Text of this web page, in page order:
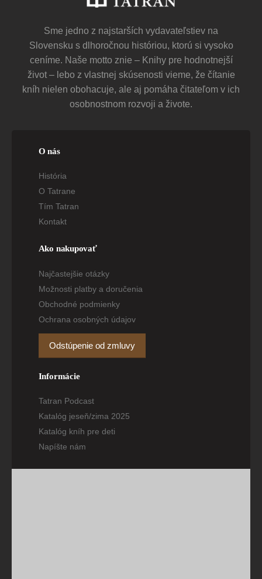
Sme jedno z najstarších vydavateľstiev na
Slovensku s dlhoročnou históriou, ktorú si vysoko
ceníme. Naše motto znie – Knihy pre hodnotnejší
život – lebo z vlastnej skúsenosti vieme, že čítanie
kníh nielen obohacuje, ale aj pomáha čitateľom v ich
osobnostnom rozvoji a živote.
O nás
História
O Tatrane
Tím Tatran
Kontakt
Ako nakupovať
Najčastejšie otázky
Možnosti platby a doručenia
Obchodné podmienky
Ochrana osobných údajov
Odstúpenie od zmluvy
Informácie
Tatran Podcast
Katalóg jeseň/zima 2025
Katalóg kníh pre deti
Napíšte nám